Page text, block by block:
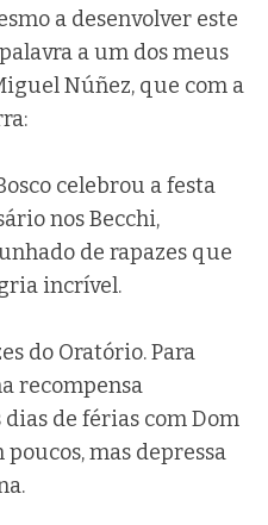
a desenvolver este
a um dos meus
Núñez, que com a
celebrou a festa
nos Becchi,
de rapazes que
incrível.
do Oratório. Para
recompensa
de férias com Dom
mas depressa